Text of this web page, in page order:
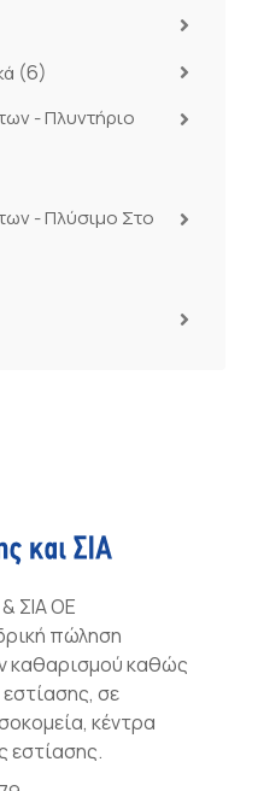
(6)
- Πλυντήριο
- Πλύσιμο Στο
ΣΙΑ ΟΕ
πώληση
καθαρισμού καθώς
σε
κέντρα
εστίασης.